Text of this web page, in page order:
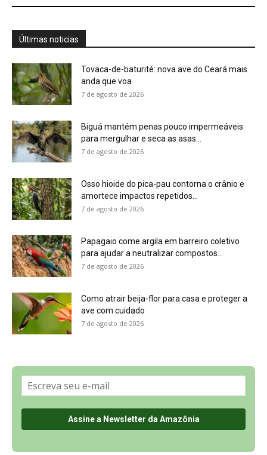
Papagaio come argila em barreiro coletivo
7 de agosto de 2026
7 de agosto de 2026
Política de Privacidade, LGPD e RGPD
Últimas Notícias
🌎 Español
©